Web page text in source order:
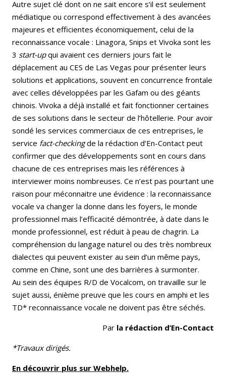
Autre sujet clé dont on ne sait encore s’il est seulement
médiatique ou correspond effectivement à des avancées
majeures et efficientes économiquement, celui de la
reconnaissance vocale : Linagora, Snips et Vivoka sont les
3 start-upqui avaient ces derniers jours fait le
déplacement au CES de Las Vegas pour présenter leurs
solutions et applications, souvent en concurrence frontale
avec celles développées par les Gafam ou des géants
chinois. Vivoka a déjà installé et fait fonctionner certaines
de ses solutions dans le secteur de l’hôtellerie. Pour avoir
sondé les services commerciaux de ces entreprises, le
service fact-checkingde la rédaction d’En-Contact peut
confirmer que des développements sont en cours dans
chacune de ces entreprises mais les références à
interviewer moins nombreuses. Ce n’est pas pourtant une
raison pour méconnaitre une évidence : la reconnaissance
vocale va changer la donne dans les foyers, le monde
professionnel mais l’efficacité démontrée, à date dans le
monde professionnel, est réduit à peau de chagrin. La
compréhension du langage naturel ou des très nombreux
dialectes qui peuvent exister au sein d’un même pays,
comme en Chine, sont une des barrières à surmonter.
Au sein des équipes R/D de Vocalcom, on travaille sur le
sujet aussi, énième preuve que les cours en amphi et les
TD* reconnaissance vocale ne doivent pas être séchés.
Par la rédaction d’En-Contact
*Travaux dirigés.
En découvrir plus sur Webhelp.